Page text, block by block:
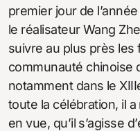
premier jour de
le réalisateur Wang
suivre au plus près les
communauté chinoise
notamment dans le
toute la célébration, il
en vue, qu’il s’agisse